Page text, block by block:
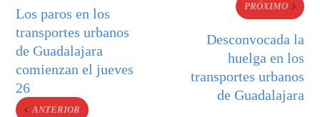
Los paros en los
transportes urbanos
de Guadalajara
comienzan el jueves
26
ANTERIOR
PRÓXIMO
Desconvocada la
huelga en los
transportes urbanos
de Guadalajara